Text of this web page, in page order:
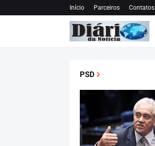
Início Parceiros Contatos
PSD